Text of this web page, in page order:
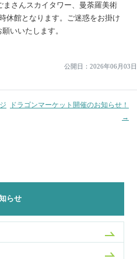
さんスカイタワー、曼荼羅美術
休館となります。ご迷惑をお掛け
いいたします。
公開日： 2026年06月03日
ドラゴンマーケット開催のお知らせ！
→
らせ